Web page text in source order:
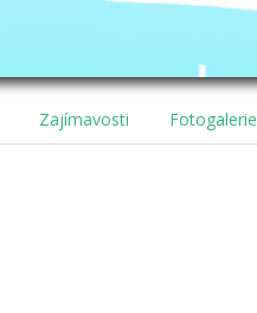
Zajímavosti Fotogalerie